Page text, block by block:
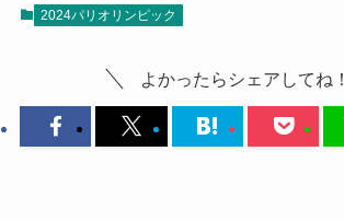
2024パリオリンピック
よかったらシェアしてね！